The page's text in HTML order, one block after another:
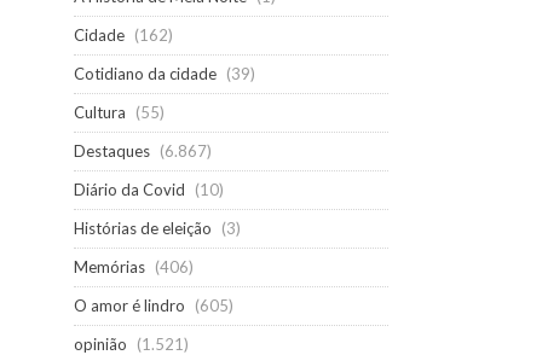
Cidade (162)
Cotidiano da cidade (39)
Cultura
(55)
Destaques (6.867)
Diário da Covid
(10)
Histórias de eleição
(3)
Memórias (406)
O amor é lindro
(605)
opinião
(1.521)